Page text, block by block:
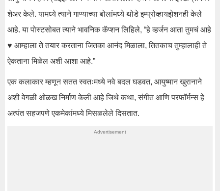
शेअर केले. यामध्ये त्याने गाण्याच्या बोलांमध्ये थोडे इम्प्रोव्हायझेशनही केले
आहे. या पोस्टसोबत त्याने भावनिक कॅप्शन लिहिले, “हे व्हर्जन आता तुमचं आहे
♥️ आम्हाला ते तयार करताना जितका आनंद मिळाला, तितकाच तुम्हालाही ते
ऐकताना मिळेल अशी आशा आहे.”
एक कलाकार म्हणून सतत स्वतःमध्ये नवे बदल घडवत, आयुष्मान खुरानाने
अशी वेगळी ओळख निर्माण केली आहे जिथे कथा, संगीत आणि परफॉर्मन्स हे
अत्यंत सहजपणे एकमेकांमध्ये मिसळलेले दिसतात.